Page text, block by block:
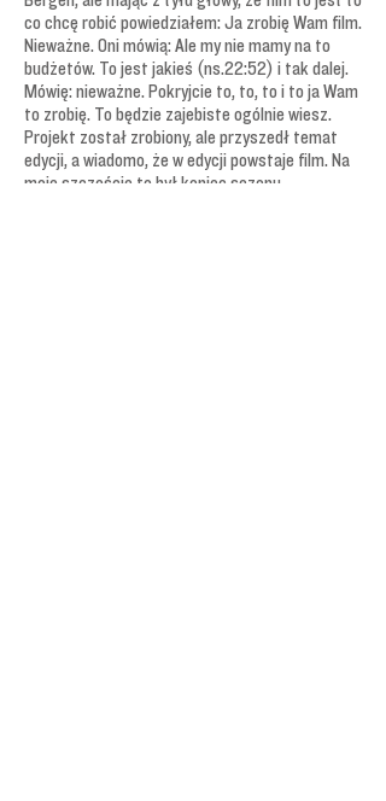
co chcę robić powiedziałem: Ja zrobię Wam film.
Nieważne. Oni mówią: Ale my nie mamy na to
budżetów. To jest jakieś (ns.22:52) i tak dalej.
Mówię: nieważne. Pokryjcie to, to, to i to ja Wam
to zrobię. To będzie zajebiste ogólnie wiesz.
Projekt został zrobiony, ale przyszedł temat
edycji, a wiadomo, że w edycji powstaje film. Na
moje szczęście to był koniec sezonu